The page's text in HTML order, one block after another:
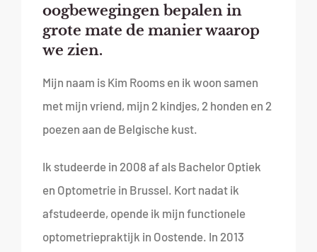
oogbewegingen bepalen in
grote mate de manier waarop
we zien.
Mijn naam is Kim Rooms en ik woon samen
met mijn vriend, mijn 2 kindjes, 2 honden en 2
poezen aan de Belgische kust.
Ik studeerde in 2008 af als Bachelor Optiek
en Optometrie in Brussel. Kort nadat ik
afstudeerde, opende ik mijn functionele
optometriepraktijk in Oostende. In 2013